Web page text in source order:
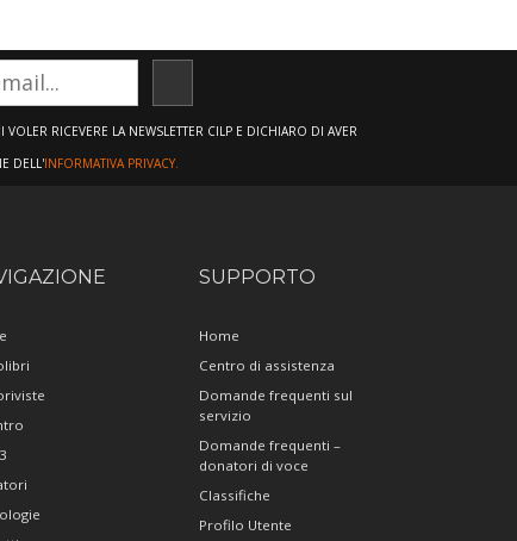
RICEVERE LA NEWSLETTER CILP E DICHIARO DI AVER
DELL'INFORMATIVA PRIVACY.
SUPPORTO
Home
Centro di assistenza
Domande frequenti sul
servizio
Domande frequenti –
donatori di voce
Classifiche
Profilo Utente